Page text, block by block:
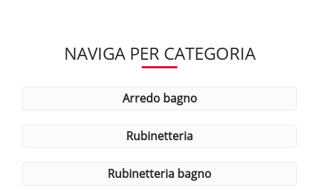
NAVIGA PER CATEGORIA
arredo bagno
rubinetteria
rubinetteria bagno